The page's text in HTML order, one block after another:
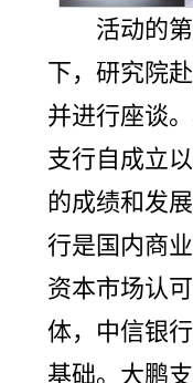
活动的
下，研究院
并进行座谈
支行自成立
的成绩和发
行是国内商
资本市场认
体，中信银
基础。大鹏